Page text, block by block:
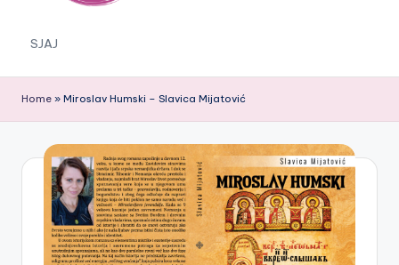
S
J
A
SJAJ
Home » Miroslav Humski – Slavica Mijatović